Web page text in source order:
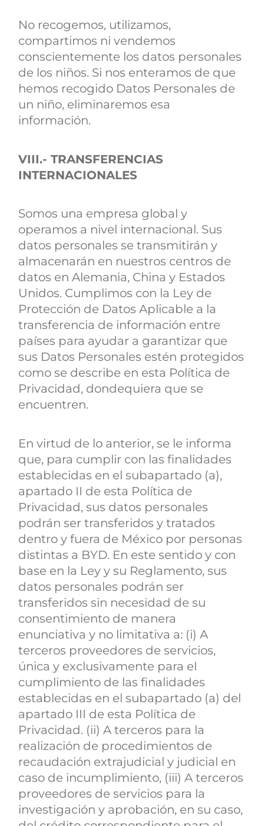
No recogemos, utilizamos,
compartimos ni vendemos
conscientemente los datos personales
de los niños. Si nos enteramos de que
hemos recogido Datos Personales de
un niño, eliminaremos esa
información.
VIII.- TRANSFERENCIAS
INTERNACIONALES
Somos una empresa global y
operamos a nivel internacional. Sus
datos personales se transmitirán y
almacenarán en nuestros centros de
datos en Alemania, China y Estados
Unidos. Cumplimos con la Ley de
Protección de Datos Aplicable a la
transferencia de información entre
países para ayudar a garantizar que
sus Datos Personales estén protegidos
como se describe en esta Política de
Privacidad, dondequiera que se
encuentren.
En virtud de lo anterior, se le informa
que, para cumplir con las finalidades
establecidas en el subapartado (a),
apartado II de esta Política de
Privacidad, sus datos personales
podrán ser transferidos y tratados
dentro y fuera de México por personas
distintas a BYD. En este sentido y con
base en la Ley y su Reglamento, sus
datos personales podrán ser
transferidos sin necesidad de su
consentimiento de manera
enunciativa y no limitativa a: (i) A
terceros proveedores de servicios,
única y exclusivamente para el
cumplimiento de las finalidades
establecidas en el subapartado (a) del
apartado III de esta Política de
Privacidad. (ii) A terceros para la
realización de procedimientos de
recaudación extrajudicial y judicial en
caso de incumplimiento, (iii) A terceros
proveedores de servicios para la
investigación y aprobación, en su caso,